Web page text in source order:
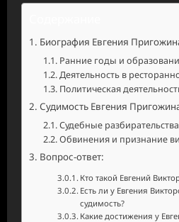
Биография Евгения
Ранние годы и
Деятельность в
Политическая
Судимость Евгения
Судебные разбирательства
Обвинения и признание
Вопрос-ответ:
Кто такой Евгений
Есть ли у Евгения
судимость?
Какие достижения у